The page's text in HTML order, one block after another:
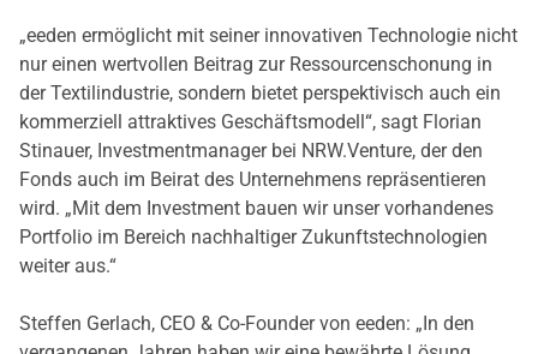
„eeden ermöglicht mit seiner innovativen Technologie nicht
nur einen wertvollen Beitrag zur Ressourcenschonung in
der Textilindustrie, sondern bietet perspektivisch auch ein
kommerziell attraktives Geschäftsmodell“, sagt Florian
Stinauer, Investmentmanager bei NRW.Venture, der den
Fonds auch im Beirat des Unternehmens repräsentieren
wird. „Mit dem Investment bauen wir unser vorhandenes
Portfolio im Bereich nachhaltiger Zukunftstechnologien
weiter aus.“
Steffen Gerlach, CEO & Co-Founder von eeden: „In den